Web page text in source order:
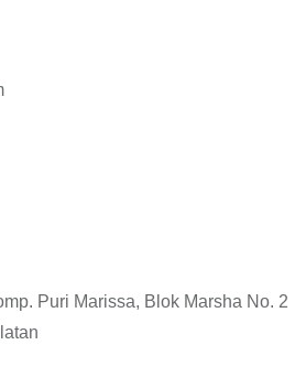
Puri Marissa, Blok Marsha No. 2